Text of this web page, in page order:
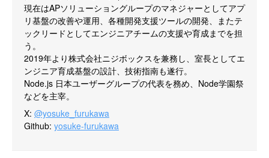
現在はAPソリューショングループのマネジャーとしてアプ
リ基盤の改善や運用、各種開発支援ツールの開発、またテ
ックリードとしてエンジニアチームの支援や育成までを担
う。
2019年より株式会社ニジボックスを兼務し、室長としてエ
ンジニア育成基盤の設計、技術指南も遂行。
Node.js 日本ユーザーグループの代表を務め、Node学園祭
などを主宰。
X: @yosuke_furukawa
Github: yosuke-furukawa